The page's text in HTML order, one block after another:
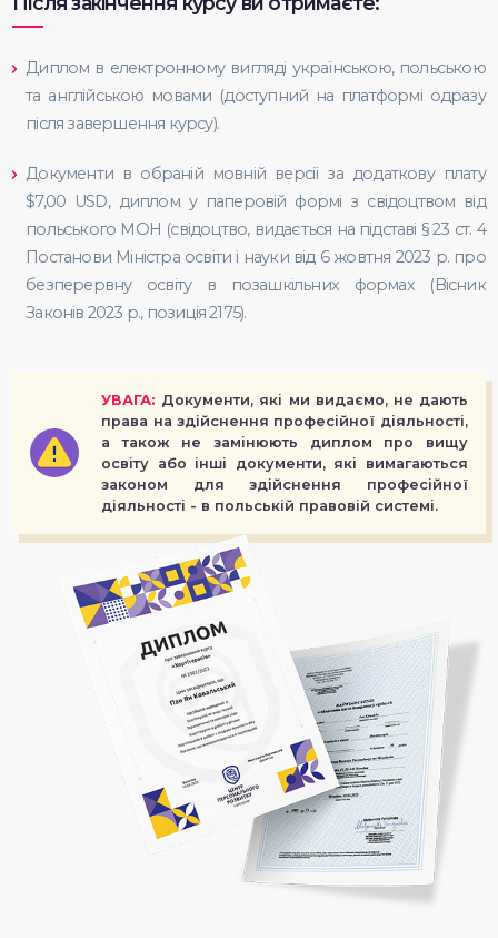
Диплом в електронному вигляді українською, польською
та англійською мовами (доступний на платформі одразу
після завершення курсу).
Документи в обраній мовній версії за додаткову плату
$7,00 USD, диплом у паперовій формі з свідоцтвом від
польського МОН (свідоцтво, видається на підставі § 23 ст. 4
Постанови Міністра освіти і науки від 6 жовтня 2023 р. про
безперервну освіту в позашкільних формах (Вісник
Законів 2023 р., позиція 2175).
УВАГА: Документи, які ми видаємо, не дають
права на здійснення професійної діяльності,
а також не замінюють диплом про вищу
освіту або інші документи, які вимагаються
законом для здійснення професійної
діяльності - в польській правовій системі.